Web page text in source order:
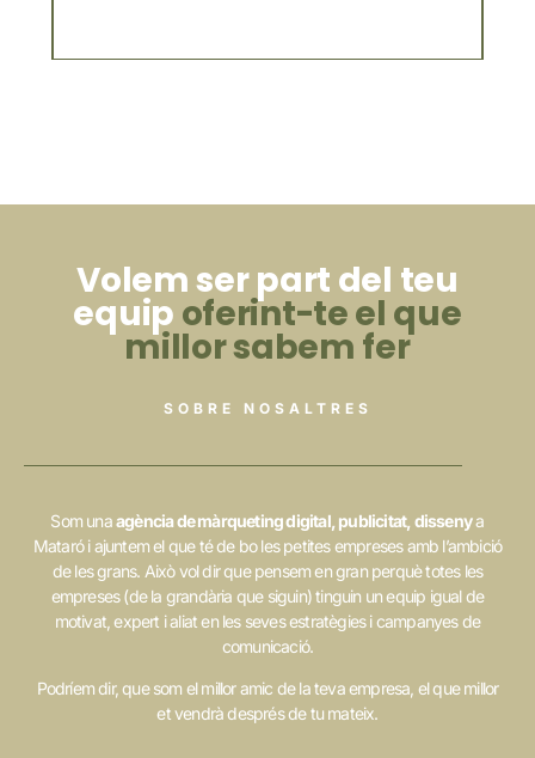
Volem ser part del teu
equip oferint-te el que
millor sabem fer
SOBRE NOSALTRES
Som unaagència de màrqueting digital, publicitat, dissenya
Mataró i ajuntem el que té de bo les petites empreses amb l’ambició
de les grans. Això vol dir que pensem en gran perquè totes les
empreses (de la grandària que siguin) tinguin un equip igual de
motivat, expert i aliat en les seves estratègies i campanyes de
comunicació.
Podríem dir, que som el millor amic de la teva empresa, el que millor
et vendrà després de tu mateix.